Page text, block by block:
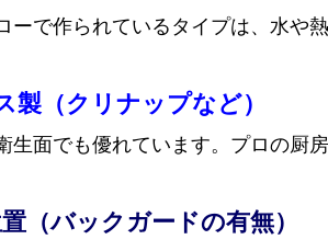
ーで作られているタイプは、水や
製（クリナップなど）
生面でも優れています。プロの厨
（バックガードの有無）